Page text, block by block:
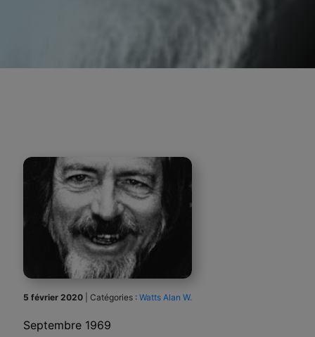
5 février 2020 Catégories : Watts Alan W.
Septembre 1969